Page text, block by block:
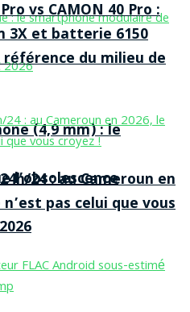
(4,9 mm) : le
l’obsolescence
vs CAMON 40 Pro :
3X et batterie 6150
du milieu de
24 : au Cameroun en
pas celui que vous